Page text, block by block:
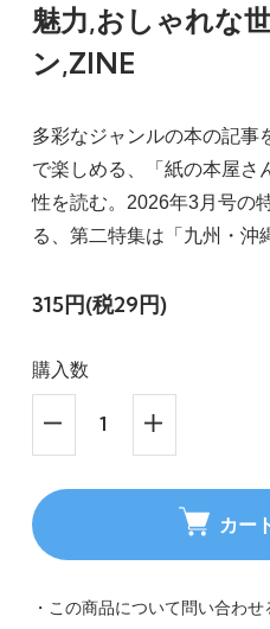
魅力,おしゃれな
ン,ZINE
多彩なジャンルの本の記事
で楽しめる、「紙の本屋さ
性を読む。2026年3月号の
る、第二特集は「九州・沖
315円(税29円)
購入数
カー
・この商品について問い合わせ